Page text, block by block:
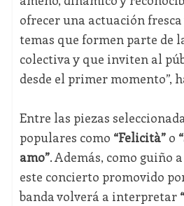
ofrecer una actuación
temas que formen parte de
colectiva y que inviten al
desde el primer momento”,
Entre las piezas
populares como “Felicità”o
amo”. Además, como guiño
este concierto promovido
banda volverá a interpretar